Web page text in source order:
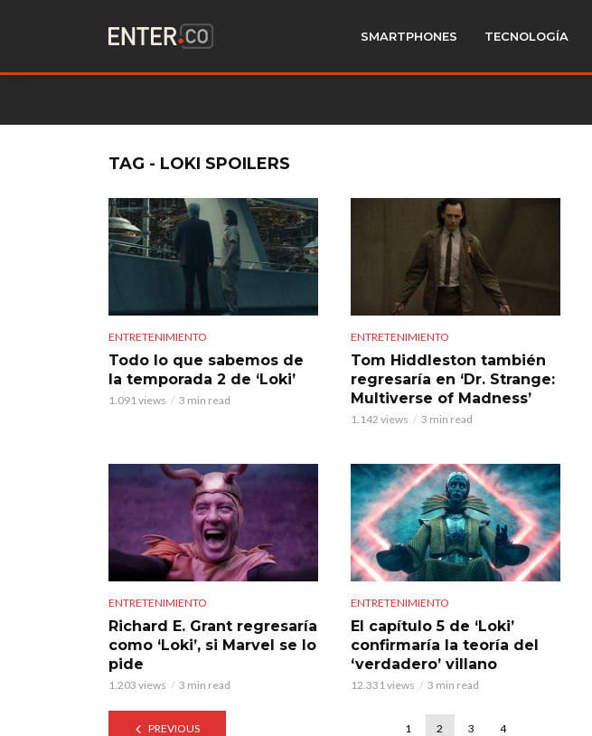
SMARTPHONES TECNOLOGÍA
TAG - LOKI SPOILERS
ENTRETENIMIENTO
Todo lo que sabemos de
la temporada 2 de ‘Loki’
1.091 views 3 min read
ENTRETENIMIENTO
Tom Hiddleston también
regresaría en ‘Dr. Strange:
Multiverse of Madness’
1.142 views 3 min read
ENTRETENIMIENTO
Richard E. Grant regresaría
como ‘Loki’, si Marvel se lo
pide
1.203 views 3 min read
ENTRETENIMIENTO
El capítulo 5 de ‘Loki’
confirmaría la teoría del
‘verdadero’ villano
12.331 views 3 min read
PREVIOUS 1 2 3 4